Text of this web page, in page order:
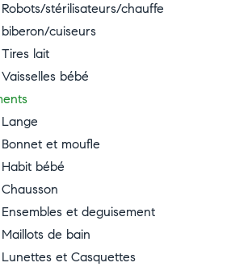
Robots/stérilisateurs/chauffe
biberon/cuiseurs
Tires lait
Vaisselles bébé
Lange
Bonnet et moufle
Habit bébé
Chausson
Ensembles et deguisement
Maillots de bain
Lunettes et Casquettes